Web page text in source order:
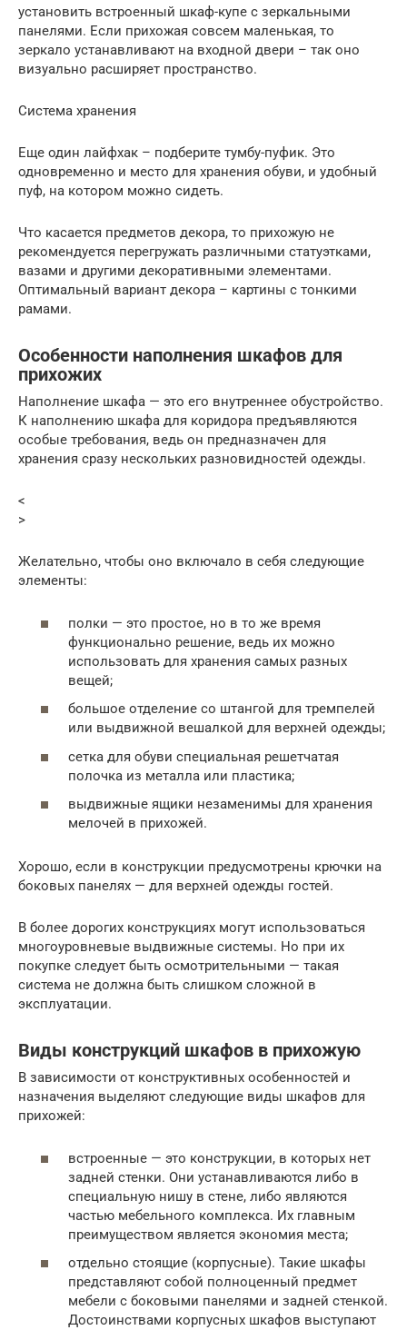
установить встроенный шкаф-купе с зеркальными
панелями. Если прихожая совсем маленькая, то
зеркало устанавливают на входной двери – так оно
визуально расширяет пространство.
Система хранения
Еще один лайфхак – подберите тумбу-пуфик. Это
одновременно и место для хранения обуви, и удобный
пуф, на котором можно сидеть.
Что касается предметов декора, то прихожую не
рекомендуется перегружать различными статуэтками,
вазами и другими декоративными элементами.
Оптимальный вариант декора – картины с тонкими
рамами.
Особенности наполнения шкафов для
прихожих
Наполнение шкафа — это его внутреннее обустройство.
К наполнению шкафа для коридора предъявляются
особые требования, ведь он предназначен для
хранения сразу нескольких разновидностей одежды.
<
>
Желательно, чтобы оно включало в себя следующие
элементы:
полки — это простое, но в то же время
функционально решение, ведь их можно
использовать для хранения самых разных
вещей;
большое отделение со штангой для тремпелей
или выдвижной вешалкой для верхней одежды;
сетка для обуви специальная решетчатая
полочка из металла или пластика;
выдвижные ящики незаменимы для хранения
мелочей в прихожей.
Хорошо, если в конструкции предусмотрены крючки на
боковых панелях — для верхней одежды гостей.
В более дорогих конструкциях могут использоваться
многоуровневые выдвижные системы. Но при их
покупке следует быть осмотрительными — такая
система не должна быть слишком сложной в
эксплуатации.
Виды конструкций шкафов в прихожую
В зависимости от конструктивных особенностей и
назначения выделяют следующие виды шкафов для
прихожей:
встроенные — это конструкции, в которых нет
задней стенки. Они устанавливаются либо в
специальную нишу в стене, либо являются
частью мебельного комплекса. Их главным
преимуществом является экономия места;
отдельно стоящие (корпусные). Такие шкафы
представляют собой полноценный предмет
мебели с боковыми панелями и задней стенкой.
Достоинствами корпусных шкафов выступают